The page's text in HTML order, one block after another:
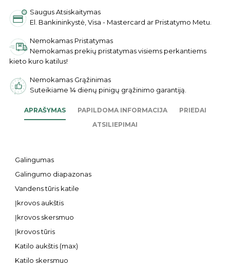
Saugus Atsiskaitymas
El. Bankininkystė, Visa - Mastercard ar Pristatymo Metu.
Nemokamas Pristatymas
Nemokamas prekių pristatymas visiems perkantiems
kieto kuro katilus!
Nemokamas Grąžinimas
Suteikiame 14 dienų pinigų grąžinimo garantiją.
APRAŠYMAS PAPILDOMA INFORMACIJA
PRIEDAI
ATSILIEPIMAI
Galingumas
Galingumo diapazonas
Vandens tūris katile
Įkrovos aukštis
Įkrovos skersmuo
Įkrovos tūris
Katilo aukštis (max)
Katilo skersmuo